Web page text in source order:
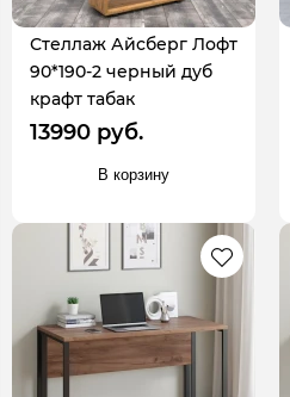
Стеллаж Айсберг Лофт
90*190-2 черный дуб
крафт табак
13990 руб.
В корзину